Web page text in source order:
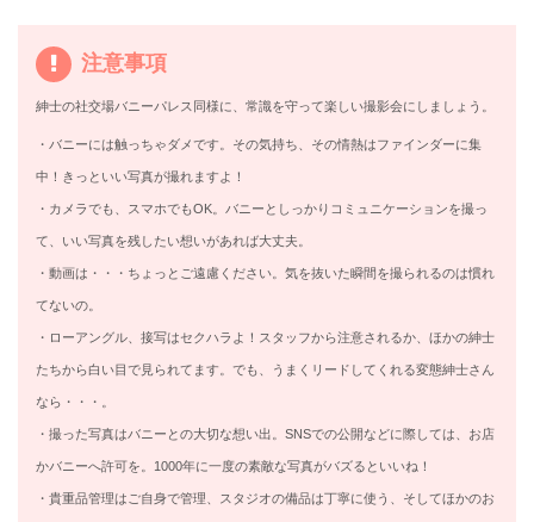
注意事項
紳士の社交場バニーパレス同様に、常識を守って楽しい撮影会にしましょう。
・バニーには触っちゃダメです。その気持ち、その情熱はファインダーに集
中！きっといい写真が撮れますよ！
・カメラでも、スマホでもOK。バニーとしっかりコミュニケーションを撮っ
て、いい写真を残したい想いがあれば大丈夫。
・動画は・・・ちょっとご遠慮ください。気を抜いた瞬間を撮られるのは慣れ
てないの。
・ローアングル、接写はセクハラよ！スタッフから注意されるか、ほかの紳士
たちから白い目で見られてます。でも、うまくリードしてくれる変態紳士さん
なら・・・。
・撮った写真はバニーとの大切な想い出。SNSでの公開などに際しては、お店
かバニーへ許可を。1000年に一度の素敵な写真がバズるといいね！
・貴重品管理はご自身で管理、スタジオの備品は丁寧に使う、そしてほかのお